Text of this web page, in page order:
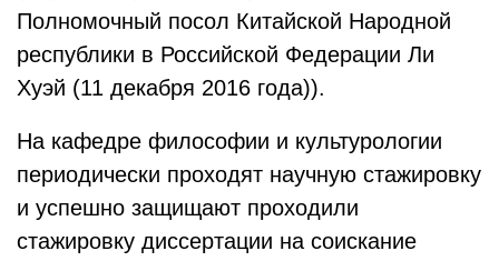
Полномочный посол Китайской Народной
республики в Российской Федерации Ли
Хуэй (11 декабря 2016 года)).
На кафедре философии и культурологии
периодически проходят научную стажировку
и успешно защищают проходили
стажировку диссертации на соискание